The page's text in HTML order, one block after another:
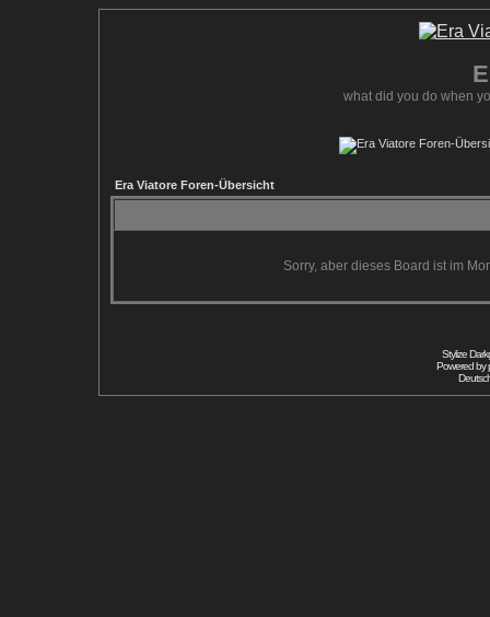
what did you do when
Era Viatore Foren-Übersicht
Sorry, aber dieses Board ist im
Stylize
Powered by